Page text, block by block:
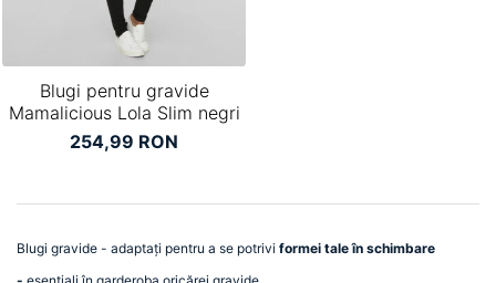
Blugi pentru gravide
Mamalicious Lola Slim negri
254,99 RON
Blugi gravide - adaptați pentru a se potrivi formei tale în schimbare